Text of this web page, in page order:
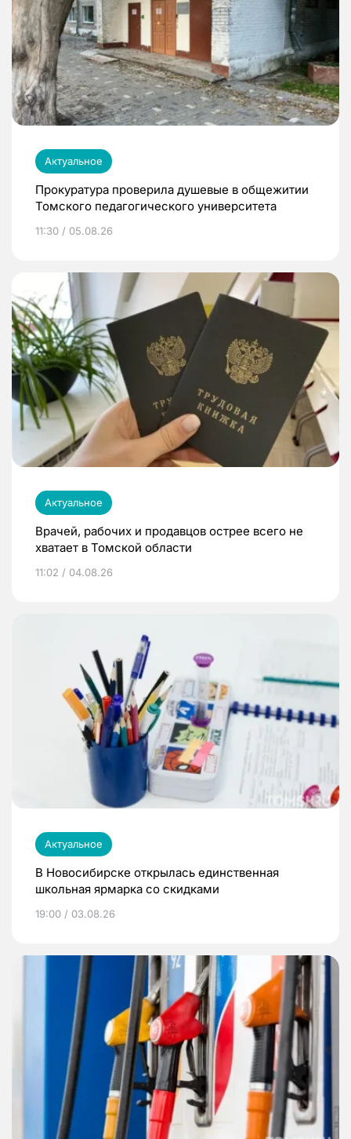
Актуальное
Прокуратура проверила душевые в общежитии
Томского педагогического университета
11:30 / 05.08.26
Актуальное
Врачей, рабочих и продавцов острее всего не
хватает в Томской области
11:02 / 04.08.26
Актуальное
В Новосибирске открылась единственная
школьная ярмарка со скидками
19:00 / 03.08.26